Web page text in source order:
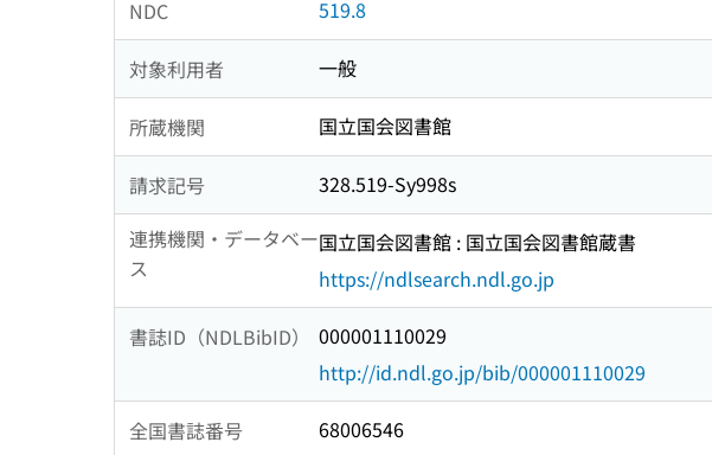
NDC 519.8
対象利用者 一般
所蔵機関 国立国会図書館
請求記号
328.519-Sy998s
連携機関・データベー
ス
国立国会図書館 : 国立国会図書館蔵書
https://ndlsearch.ndl.go.jp
書誌ID（NDLBibID）
000001110029
http://id.ndl.go.jp/bib/000001110029
全国書誌番号 68006546